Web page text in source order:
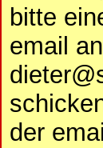
bitte
email an
der email